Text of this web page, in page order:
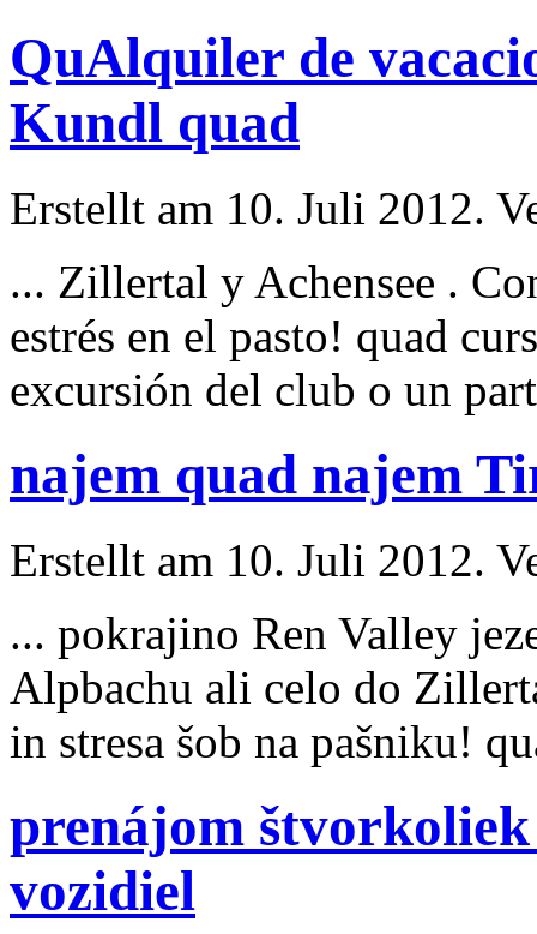
QuAlquiler de
Kundl quad
Erstellt am 10. Juli 2012.
... Zillertal y Achensee .
estrés en el pasto! quad
excursión del club o un
najem quad najem
Erstellt am 10. Juli 2012.
... pokrajino Ren Valley
Alpbachu ali celo do
in stresa šob na pašniku!
prenájom
vozidiel